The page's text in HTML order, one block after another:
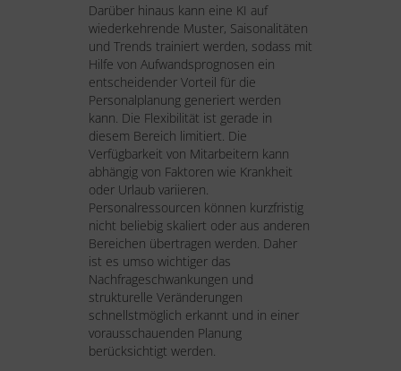
Darüber hinaus kann eine KI auf
wiederkehrende Muster, Saisonalitäten
und Trends trainiert werden, sodass mit
Hilfe von Aufwandsprognosen ein
entscheidender Vorteil für die
Personalplanung generiert werden
kann. Die Flexibilität ist gerade in
diesem Bereich limitiert. Die
Verfügbarkeit von Mitarbeitern kann
abhängig von Faktoren wie Krankheit
oder Urlaub variieren.
Personalressourcen können kurzfristig
nicht beliebig skaliert oder aus anderen
Bereichen übertragen werden. Daher
ist es umso wichtiger das
Nachfrageschwankungen und
strukturelle Veränderungen
schnellstmöglich erkannt und in einer
vorausschauenden Planung
berücksichtigt werden.